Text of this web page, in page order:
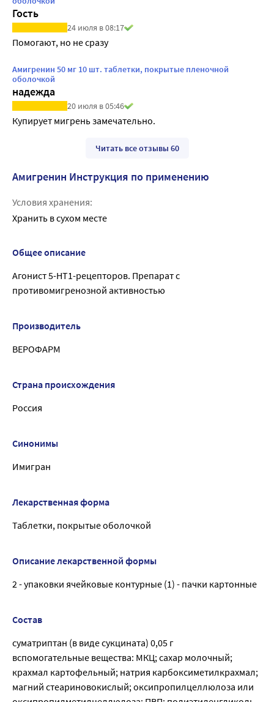
Гость
24 июля в 08:17
Помогают, но не сразу
Амигренин 50 мг 10 шт. таблетки, покрытые пленочной
оболочкой
надежда
20 июля в 05:46
Купирует мигрень замечательно.
Читать все отзывы 60
Амигренин Инструкция по применению
Условия хранения:
Хранить в сухом месте
Общее описание
Агонист 5-HT1-рецепторов. Препарат с
противомигренозной активностью
Производитель
ВЕРОФАРМ
Страна происхождения
Россия
Синонимы
Имигран
Лекарственная форма
Таблетки, покрытые оболочкой
Описание лекарственной формы
2 - упаковки ячейковые контурные (1) - пачки картонные
Состав
суматриптан (в виде сукцината) 0,05 г
вспомогательные вещества: МКЦ; сахар молочный;
крахмал картофельный; натрия карбоксиметилкрахмал;
магний стеариновокислый; оксипропилцеллюлоза или